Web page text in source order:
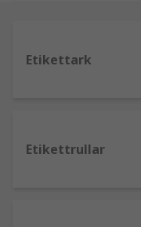
brett utbud av
Etikettark
Etikettrullar